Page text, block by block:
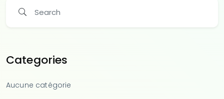
Categories
Aucune catégorie